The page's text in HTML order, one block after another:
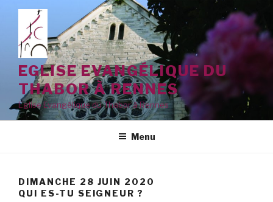
contenu
principal
EGLISE EVANGÉLIQUE DU
THABOR À RENNES
Eglise Evangélique du Thabor à Rennes
Menu
DIMANCHE 28 JUIN 2020
QUI ES-TU SEIGNEUR ?